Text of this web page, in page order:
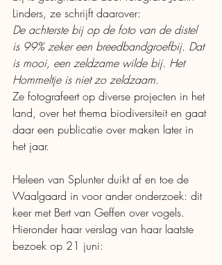
Linders, ze schrijft daarover:
De achterste bij op de foto van de distel
is 99% zeker een breedbandgroefbij. Dat
is mooi, een zeldzame wilde bij. Het
Hommeltje is niet zo zeldzaam.
Ze fotografeert op diverse projecten in het
land, over het thema biodiversiteit en gaat
daar een publicatie over maken later in
het jaar.
Heleen van Splunter duikt af en toe de
Waalgaard in voor ander onderzoek: dit
keer met Bert van Geffen over vogels.
Hieronder haar verslag van haar laatste
bezoek op 21 juni: